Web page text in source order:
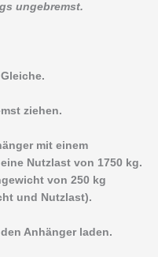
ungebremst.
ziehen.
mit einem
Nutzlast von 1750 kg.
von 250 kg
und Nutzlast).
Anhänger laden.